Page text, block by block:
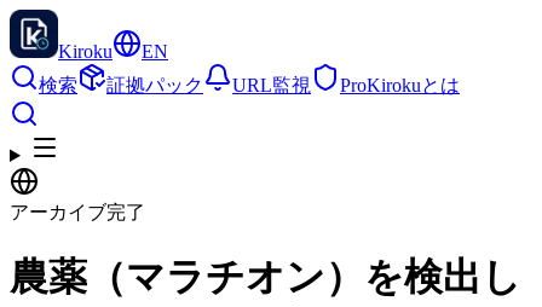
Kiroku
EN
検索
証拠パック URL監視 ProKirokuとは
アーカイブ完了
農薬（マラチオン）を検出し